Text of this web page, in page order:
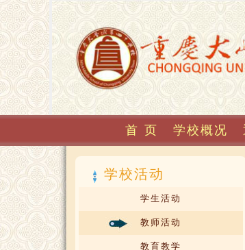
首 页 学校概况
学校活动
学生活动
教师活动
教育教学